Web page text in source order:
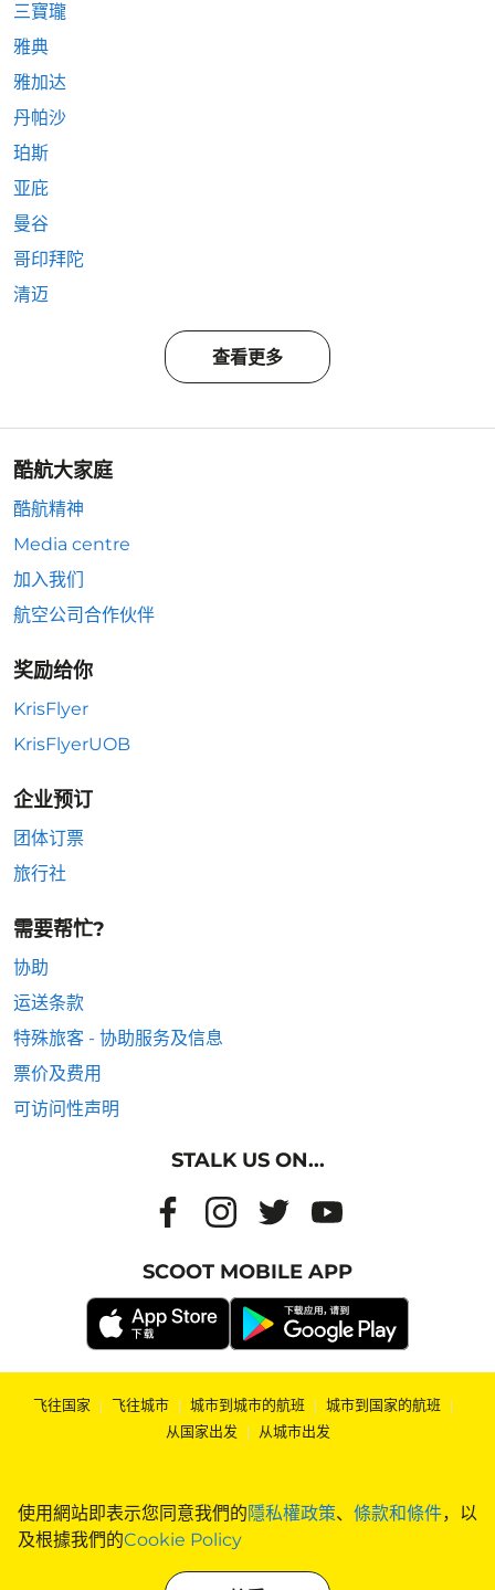
使用網站即表示您同意我們的隱私權政策、 條款和條件，以
及根據我們的Cookie Policy
三寶瓏
雅典
雅加达
丹帕沙
珀斯
亚庇
曼谷
哥印拜陀
清迈
查看更多
酷航大家庭
酷航精神
Media centre
加入我们
航空公司合作伙伴
奖励给你
KrisFlyer
KrisFlyerUOB
企业预订
团体订票
旅行社
需要帮忙?
协助
运送条款
特殊旅客 - 协助服务及信息
票价及费用
可访问性声明
STALK US ON...
SCOOT MOBILE APP
飞往国家 | 飞往城市 | 城市到城市的航班 | 城市到国家的航班 |
从国家出发 | 从城市出发